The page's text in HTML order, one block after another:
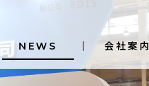
NEWS 会社案内